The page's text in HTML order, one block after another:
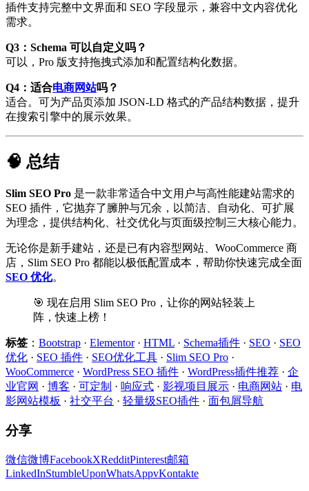
插件支持完整中文界面和 SEO 字段显示，兼容中文内容优化
需求。
Q3：Schema 可以自定义吗？
可以，Pro 版支持拖拽式添加和配置结构化数据。
Q4：适合电商网站吗？
适合。可为产品页添加 JSON-LD 格式的产品结构数据，提升
在搜索引擎中的展示效果。
🧠 总结
Slim SEO Pro 是一款非常适合中文用户与高性能建站需求的
SEO 插件，它抛弃了臃肿与冗余，以简洁、自动化、可扩展
为理念，提供结构化、社交优化与页面级控制三大核心能力。
无论你是新手建站，还是已有内容型网站、WooCommerce 商
店，Slim SEO Pro 都能以极低配置成本，帮助你快速完成全面
SEO 优化。
🎯 现在启用 Slim SEO Pro，让你的网站轻装上
阵，快速上榜！
标签 ： Bootstrap · Elementor· HTML · Schema插件 · SEO · SEO
优化 · SEO 插件 · SEO优化工具 · Slim SEO Pro ·
WooCommerce · WordPress SEO 插件 · WordPress插件推荐 · 企
业官网 · 博客 · 可定制 · 响应式 · 影视项目展示 · 电商网站 · 电
影网站模板 · 社交平台 · 轻量级SEO插件 · 面包屑导航
分享
微信微博FacebookXRedditPinterest邮箱
LinkedInStumbleUponWhatsAppvKontakte